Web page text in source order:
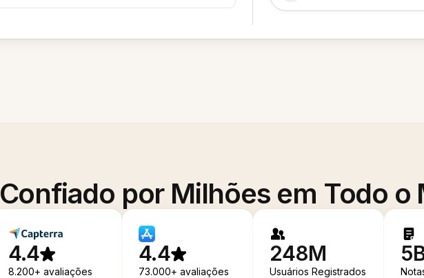
Confiado por Milhões em Todo o
4.4
8.200+ avaliações
4.4
73.000+ avaliações
248M
Usuários Registrados